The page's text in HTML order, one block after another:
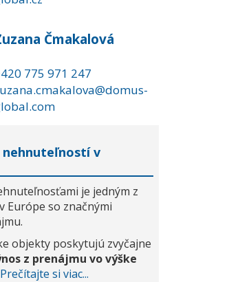
Čmakalová
775 971 247
v
je jedným z
Európe so značnými
objekty poskytujú zvyčajne
z prenájmu vo výške
Prečítajte si viac...